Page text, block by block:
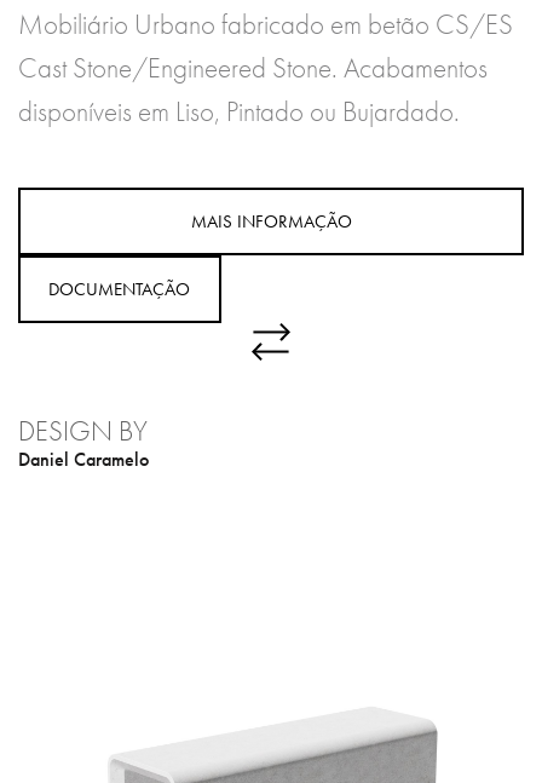
Mobiliário Urbano fabricado em betão CS/ES
Cast Stone/Engineered Stone. Acabamentos
disponíveis em Liso, Pintado ou Bujardado.
MAIS INFORMAÇÃO
DOCUMENTAÇÃO
DESIGN BY
Daniel Caramelo